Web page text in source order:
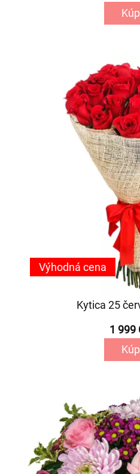
Kytica 25
1 999
Výhodná cena